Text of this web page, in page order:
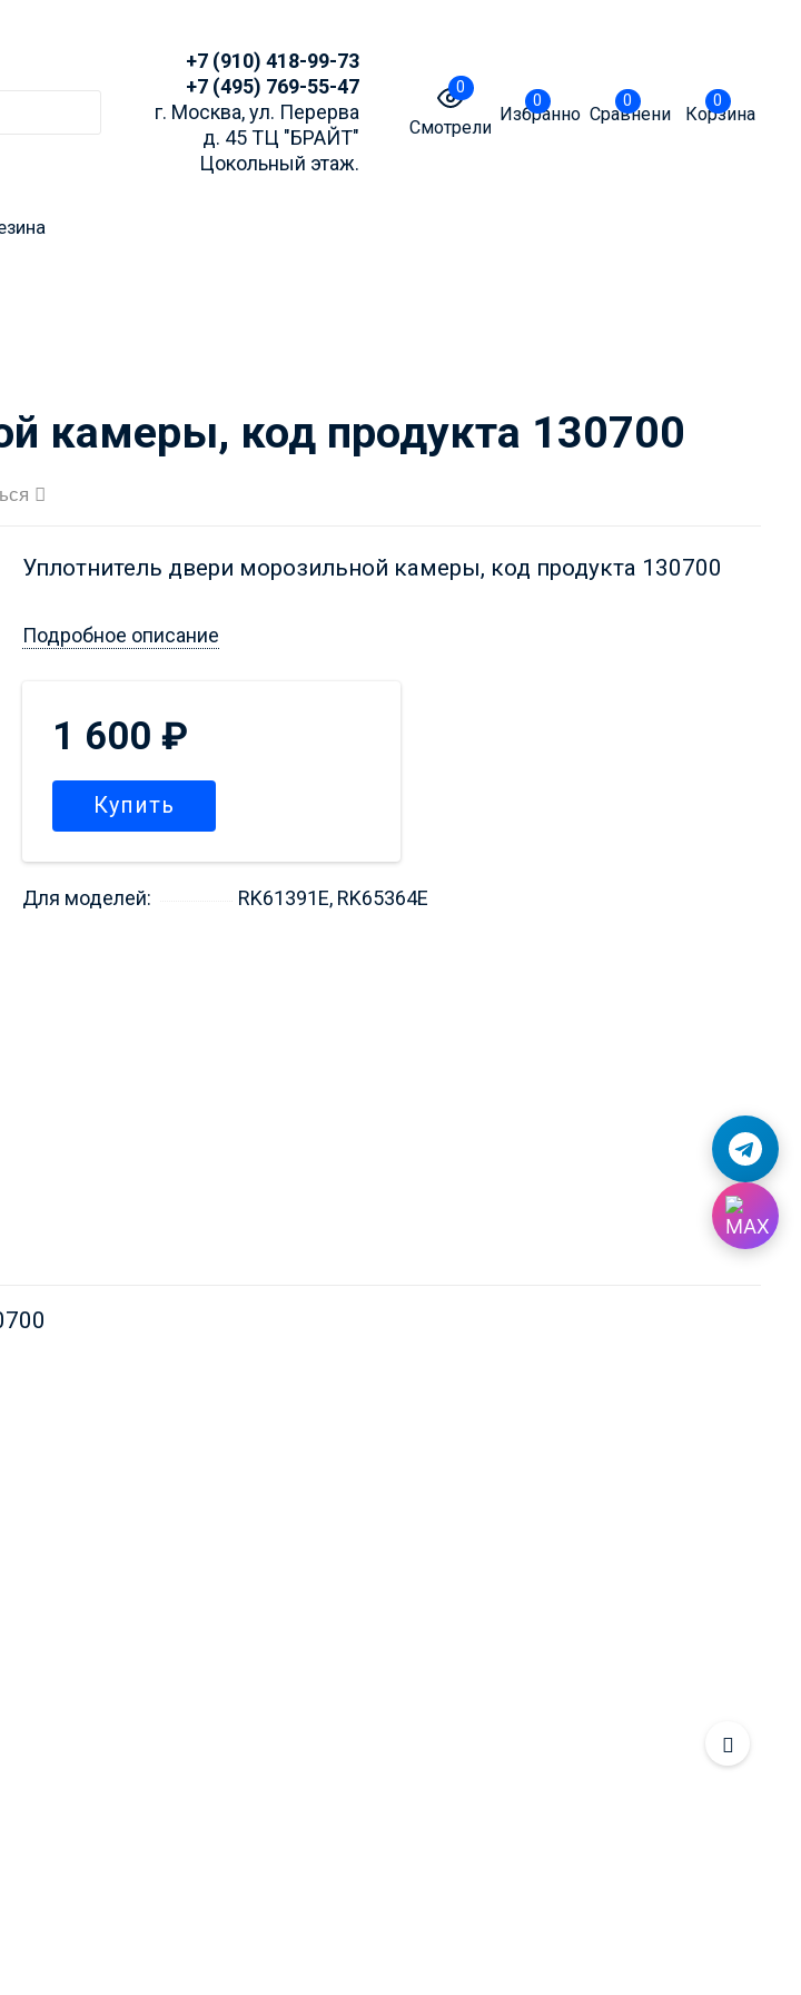
+7 (910) 418-99-73
+7 (495) 769-55-47
г. Москва, ул. Перерва
д. 45 ТЦ "БРАЙТ"
Цокольный этаж.
0
Смотрели
0
Избранное
0
Сравнение
0
Корзина
камеры, код продукта 130700
Уплотнитель двери морозильной камеры, код продукта 130700
Подробное описание
1 600₽
Купить
Для моделей: RK61391E, RK65364E